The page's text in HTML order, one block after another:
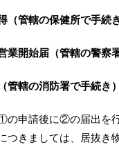
管轄の保健所で手続き
開始届（管轄の警察
轄の消防署で手続き）
の申請後に②の届出を
きましては、居抜き